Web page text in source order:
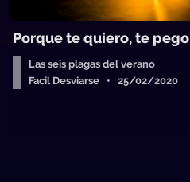
Porque te quiero, te pego
Las seis plagas del verano
Facil Desviarse • 25/02/2020